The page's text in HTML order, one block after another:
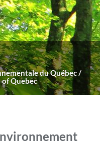
du Québec /
Quebec